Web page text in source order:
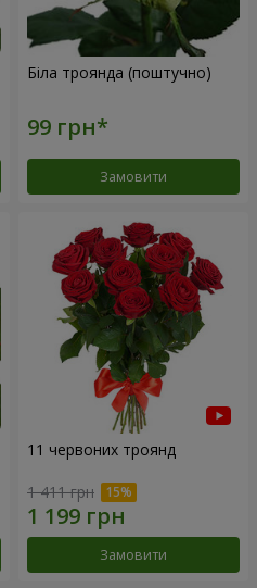
Біла троянда (поштучно)
Замовити
11 червоних троянд
1 411 грн
Замовити